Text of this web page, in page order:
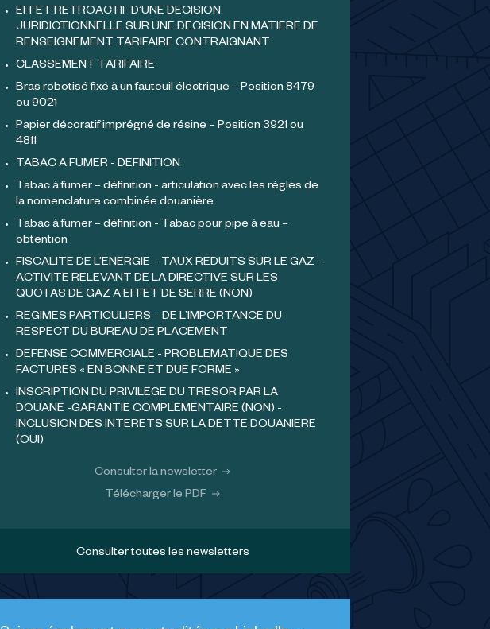
EFFET RETROACTIF D’UNE DECISION
JURIDICTIONNELLE SUR UNE DECISION EN MATIERE DE
RENSEIGNEMENT TARIFAIRE CONTRAIGNANT
CLASSEMENT TARIFAIRE
Bras robotisé fixé à un fauteuil électrique – Position 8479
ou 9021
Papier décoratif imprégné de résine – Position 3921 ou
4811
TABAC A FUMER - DEFINITION
Tabac à fumer – définition - articulation avec les règles de
la nomenclature combinée douanière
Tabac à fumer – définition - Tabac pour pipe à eau –
obtention
FISCALITE DE L’ENERGIE – TAUX REDUITS SUR LE GAZ –
ACTIVITE RELEVANT DE LA DIRECTIVE SUR LES
QUOTAS DE GAZ A EFFET DE SERRE (NON)
REGIMES PARTICULIERS – DE L’IMPORTANCE DU
RESPECT DU BUREAU DE PLACEMENT
DEFENSE COMMERCIALE - PROBLEMATIQUE DES
FACTURES « EN BONNE ET DUE FORME »
INSCRIPTION DU PRIVILEGE DU TRESOR PAR LA
DOUANE -GARANTIE COMPLEMENTAIRE (NON) -
INCLUSION DES INTERETS SUR LA DETTE DOUANIERE
(OUI)
Consulter la newsletter
Télécharger le PDF
Consulter toutes les newsletters